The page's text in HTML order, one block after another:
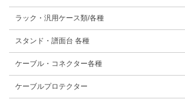
ラック・汎用ケース類/各種
スタンド・譜面台 各種
ケーブル・コネクター各種
ケーブルプロテクター